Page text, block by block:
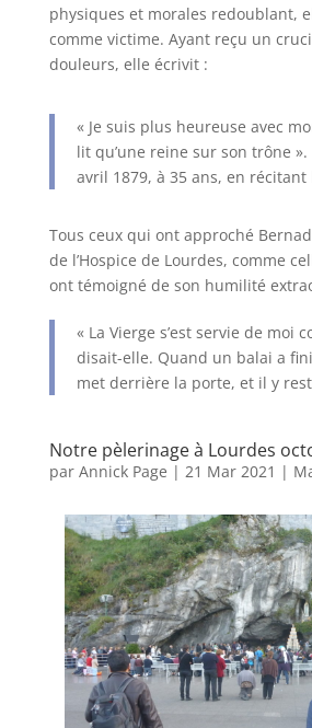
physiques et morales redoublant,
comme victime. Ayant reçu un
douleurs, elle écrivit :
« Je suis plus heureuse avec
lit qu’une reine sur son trône
avril 1879, à 35 ans, en récitant
Tous ceux qui ont approché
de l’Hospice de Lourdes, comme
ont témoigné de son humilité
« La Vierge s’est servie de moi
disait-elle. Quand un balai a
met derrière la porte, et il y
Notre pèlerinage à Lourdes
par Annick Page | 21 Mar 2021 |